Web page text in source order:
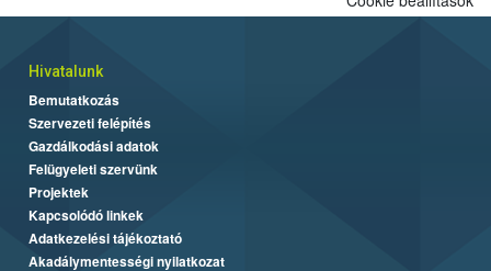
Hivatalunk
Bemutatkozás
Szervezeti felépítés
Gazdálkodási adatok
Felügyeleti szervünk
Projektek
Kapcsolódó linkek
Adatkezelési tájékoztató
Akadálymentességi nyilatkozat